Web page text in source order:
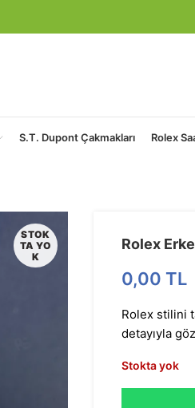
S.T. Dupont Çakmakları Rolex
STOK
TA YO
K
Rolex
0,00 TL
Rolex stilini
detayıyla
Stokta yok